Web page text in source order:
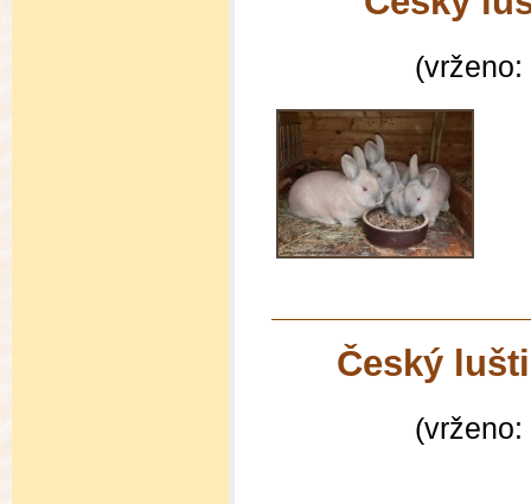
Český